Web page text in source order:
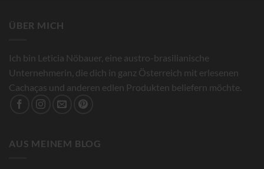
ÜBER MICH
Ich bin Leticia Nöbauer, eine austro-brasilianische
Unternehmerin, die dich in ganz Österreich mit erlesenen
Cachaças und anderen edlen Produkten beliefern möchte.
AUS MEINEM BLOG